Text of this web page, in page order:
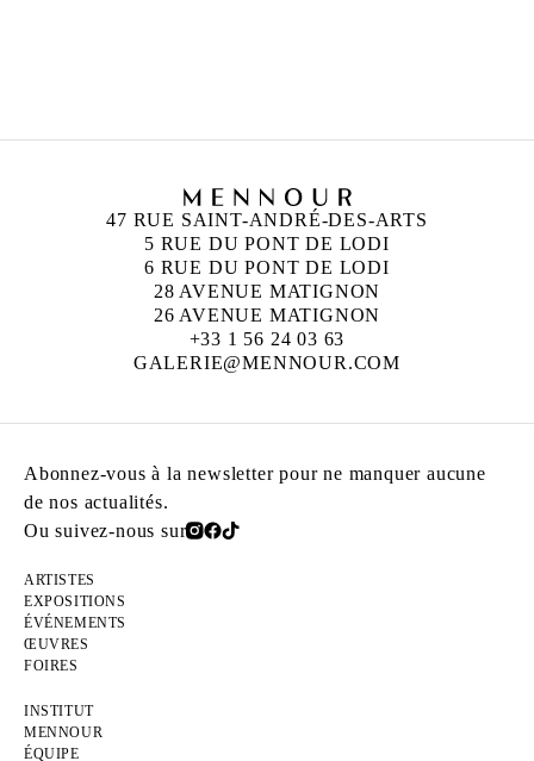
47 RUE SAINT-ANDRÉ-DES-ARTS
5 RUE DU PONT DE LODI
6 RUE DU PONT DE LODI
28 AVENUE MATIGNON
26 AVENUE MATIGNON
+33 1 56 24 03 63
GALERIE@MENNOUR.COM
Abonnez-vous à la newsletter pour ne manquer aucune
de nos actualités.
Ou suivez-nous sur
ARTISTES
EXPOSITIONS
ÉVÉNEMENTS
ŒUVRES
FOIRES
INSTITUT
MENNOUR
ÉQUIPE